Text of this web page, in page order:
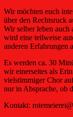
Wir möchten euch
über den Rechtsruck
Wir selber leben
wird eine teilweise
anderen Erfahrungen
Es werden ca. 30
wir einerseites als
vielstimmiger Chor
nur in Absprache, ob
Kontakt: